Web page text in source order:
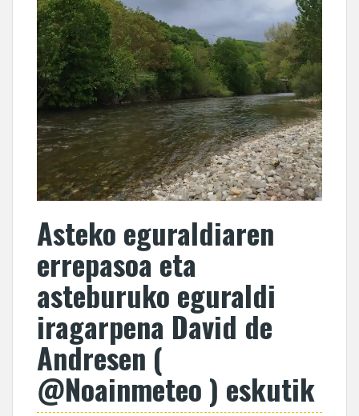
Asteko eguraldiaren
errepasoa eta
asteburuko eguraldi
iragarpena David de
Andresen (
@Noainmeteo ) eskutik